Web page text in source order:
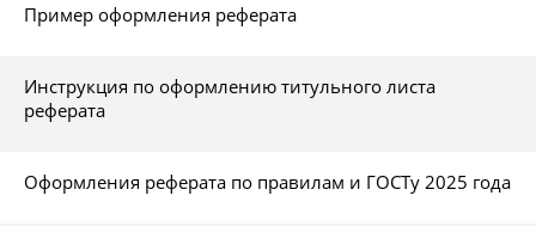
Пример оформления реферата
Инструкция по оформлению титульного листа
реферата
Оформления реферата по правилам и ГОСТу 2025 года